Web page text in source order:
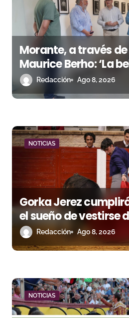
e
n
t
r
d
s
Morante, a través
Maurice Berho: ‘La
misterio’ llega a La
Redacción Ago 8, 2026
NOTICIAS
Gorka Jerez
el sueño de vestirse
los suyos
Redacción Ago 8, 2026
NOTICIAS